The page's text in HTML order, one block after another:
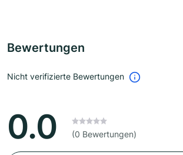
Bewertungen
Nicht verifizierte Bewertungen
0.0 (0 Bewertungen)